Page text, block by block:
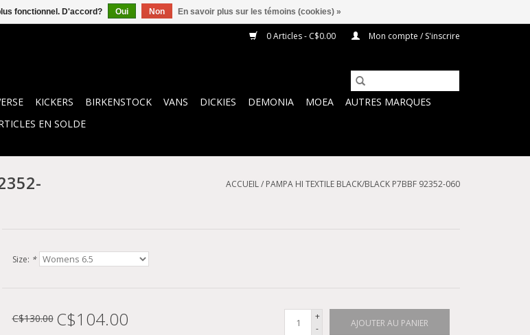
0 Articles - C$0.00 Mon compte / S'inscrire
KICKERS BIRKENSTOCK VANS DICKIES DEMONIA MOEA
AUTRES MARQUES
EN SOLDE
ACCUEIL/ PAMPA HI TEXTILE BLACK/BLACK P7BBF 92352-060
Size: *
C$130.00 C$104.00
+
-
AJOUTER AU PANIER
fonctionnel. D'accord? Oui Non En savoir plus sur les témoins (cookies) »